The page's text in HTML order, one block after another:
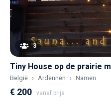
3
Tiny House op de prairie
België Ardennen Namen
€ 200 vanaf prijs